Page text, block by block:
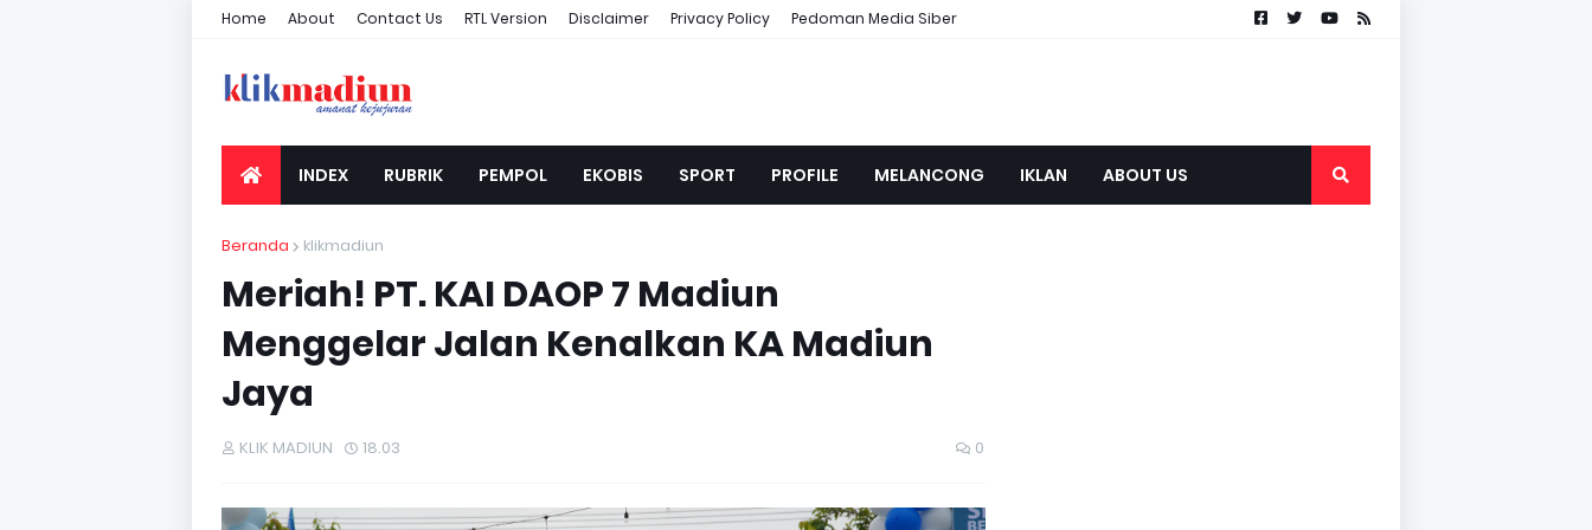
Home About Contact Us RTL Version Disclaimer Privacy Policy Pedoman Media Siber
INDEX RUBRIK PEMPOL EKOBIS SPORT PROFILE MELANCONG IKLAN ABOUT US
Beranda klikmadiun
Meriah! PT. KAI DAOP 7 Madiun
Menggelar Jalan Kenalkan KA Madiun
Jaya
KLIK MADIUN 18.03 0